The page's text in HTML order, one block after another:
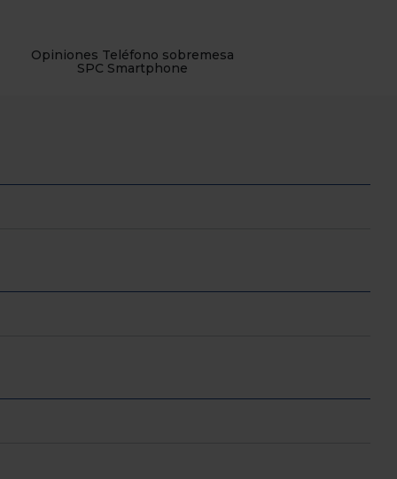
Opiniones Teléfono sobremesa
SPC Smartphone